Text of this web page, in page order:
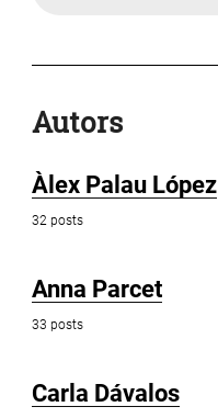
Autors
Àlex Palau López
32 posts
Anna Parcet
33 posts
Carla Dávalos